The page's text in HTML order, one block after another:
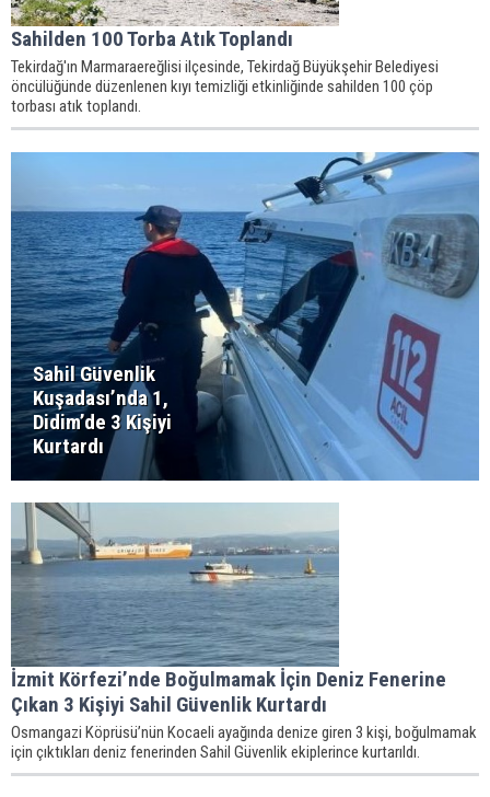
Sahilden 100 Torba Atık Toplandı
Tekirdağ'ın Marmaraereğlisi ilçesinde, Tekirdağ Büyükşehir Belediyesi
öncülüğünde düzenlenen kıyı temizliği etkinliğinde sahilden 100 çöp
torbası atık toplandı.
Sahil Güvenlik
Kuşadası’nda 1,
Didim’de 3 Kişiyi
Kurtardı
İzmit Körfezi’nde Boğulmamak İçin Deniz Fenerine
Çıkan 3 Kişiyi Sahil Güvenlik Kurtardı
Osmangazi Köprüsü’nün Kocaeli ayağında denize giren 3 kişi, boğulmamak
için çıktıkları deniz fenerinden Sahil Güvenlik ekiplerince kurtarıldı.